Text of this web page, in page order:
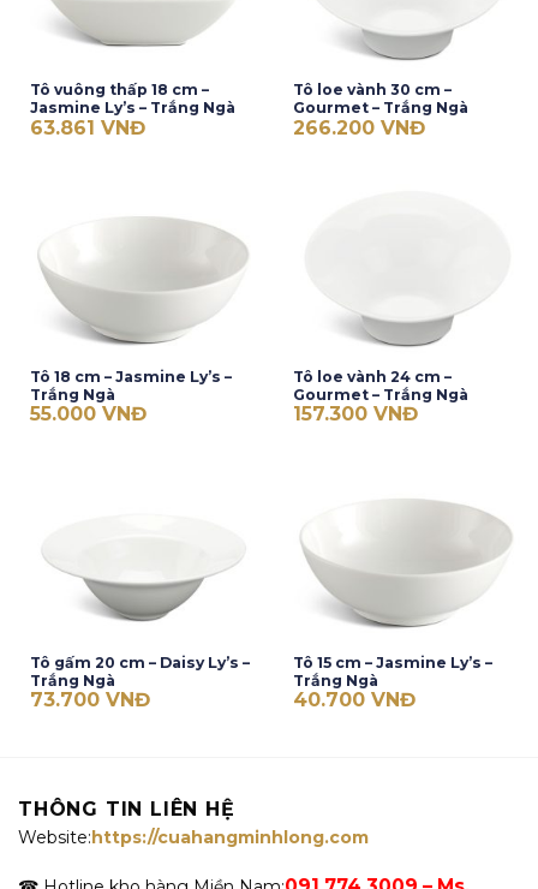
Tô vuông thấp 18 cm –
Jasmine Ly’s – Trắng Ngà
63.861 VNĐ
Tô loe vành 30 cm –
Gourmet – Trắng Ngà
266.200 VNĐ
Tô 18 cm – Jasmine Ly’s –
Trắng Ngà
55.000 VNĐ
Tô loe vành 24 cm –
Gourmet – Trắng Ngà
157.300 VNĐ
Tô gấm 20 cm – Daisy Ly’s –
Trắng Ngà
73.700 VNĐ
Tô 15 cm – Jasmine Ly’s –
Trắng Ngà
40.700 VNĐ
THÔNG TIN LIÊN HỆ
Website:https://cuahangminhlong.com